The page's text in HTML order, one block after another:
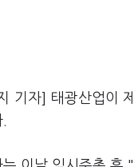
기자] 태광산업이